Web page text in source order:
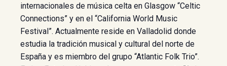
internacionales de música celta en Glasgow “Celtic
Connections” y en el “California World Music
Festival”. Actualmente reside en Valladolid donde
estudia la tradición musical y cultural del norte de
España y es miembro del grupo “Atlantic Folk Trio”.